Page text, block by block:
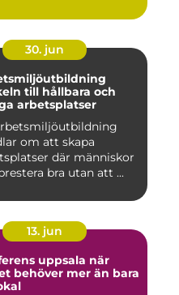
30. jun
till hållbara och
arbetsplatser
om att skapa
där människor
bra utan att ...
13. jun
uppsala när
behöver mer än bara